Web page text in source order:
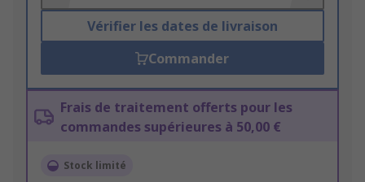
Vérifier les dates de livraison
Commander
Frais de traitement offerts pour les
commandes supérieures à 50,00 €
Stock limité